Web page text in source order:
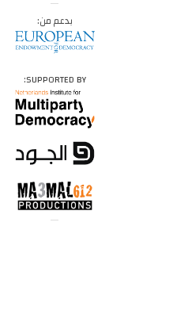
بدعم من:
SUPPORTED BY: